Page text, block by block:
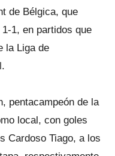
de Bélgica, que
1, en partidos que
la Liga de
pentacampeón de la
local, con goles
Cardoso Tiago, a los